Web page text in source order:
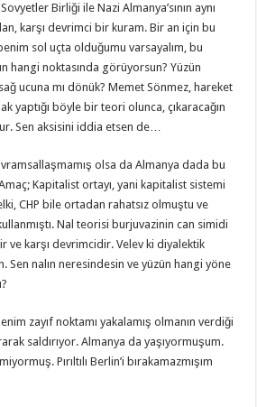
Birliği ile Nazi Almanya’sının aynı
karşı devrimci bir kuram. Bir an için bu
sol uçta olduğumu varsayalım, bu
hangi noktasında görüyorsun? Yüzün
ucuna mı dönük? Memet Sönmez, hareket
yaptığı böyle bir teori olunca, çıkaracağın
Sen aksisini iddia etsen de…
olsa da Almanya dada bu
Kapitalist ortayı, yani kapitalist sistemi
CHP bile ortadan rahatsız olmuştu ve
kullanmıştı. Nal teorisi burjuvazinin can simidi
karşı devrimcidir. Velev ki diyalektik
Sen nalın neresindesin ve yüzün hangi yöne
zayıf noktamı yakalamış olmanın verdiği
saldırıyor. Almanya da yaşıyormuşum.
Pırıltılı Berlin’i bırakamazmışım